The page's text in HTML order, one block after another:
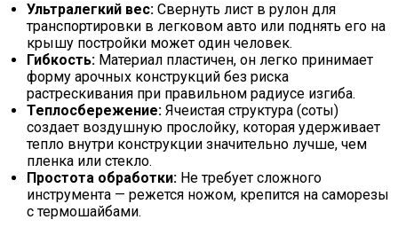
Ультралегкий вес: Свернуть лист в рулон для
транспортировки в легковом авто или поднять его на
крышу постройки может один человек.
Гибкость: Материал пластичен, он легко принимает
форму арочных конструкций без риска
растрескивания при правильном радиусе изгиба.
Теплосбережение: Ячеистая структура (соты)
создает воздушную прослойку, которая удерживает
тепло внутри конструкции значительно лучше, чем
пленка или стекло.
Простота обработки: Не требует сложного
инструмента — режется ножом, крепится на саморезы
с термошайбами.